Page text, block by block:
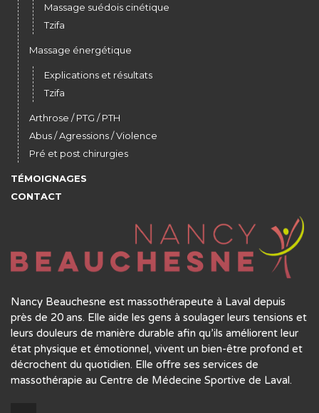
Massage suédois cinétique
Tzifa
Massage énergétique
Explications et résultats
Tzifa
Arthrose / PTG / PTH
Abus / Agressions / Violence
Pré et post chirurgies
TÉMOIGNAGES
CONTACT
Nancy Beauchesne est massothérapeute à Laval depuis
près de 20 ans. Elle aide les gens à soulager leurs tensions et
leurs douleurs de manière durable afin qu’ils améliorent leur
état physique et émotionnel, vivent un bien-être profond et
décrochent du quotidien. Elle offre ses services de
massothérapie au Centre de Médecine Sportive de Laval.